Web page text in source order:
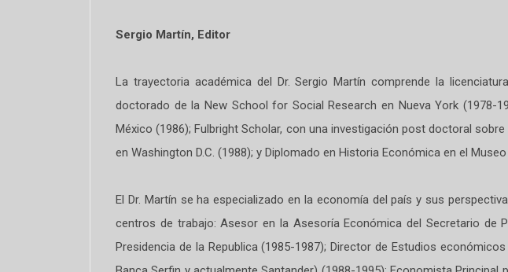
Sergio Martín, Editor
La trayectoria académica del Dr. Sergio Martín comprende la
doctorado de la New School for Social Research en Nueva York (1978-
México (1986); Fulbright Scholar, con una investigación post doctoral
en Washington D.C. (1988); y Diplomado en Historia Económica en el
El Dr. Martín se ha especializado en la economía del país y sus
centros de trabajo: Asesor en la Asesoría Económica del Secretario de
Presidencia de la Republica (1985-1987); Director de Estudios